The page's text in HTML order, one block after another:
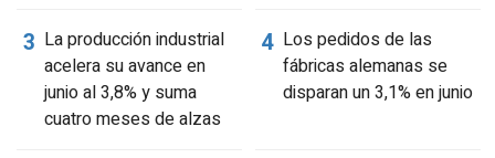
La producción industrial
acelera su avance en
junio al 3,8% y suma
cuatro meses de alzas
Los pedidos de las
fábricas alemanas se
disparan un 3,1% en junio